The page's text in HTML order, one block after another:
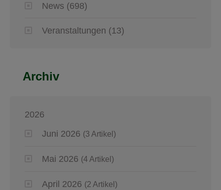
News (698)
Veranstaltungen (13)
Archiv
2026
Juni 2026 (3 Artikel)
Mai 2026 (4 Artikel)
April 2026 (2 Artikel)